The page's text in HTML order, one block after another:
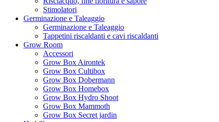
DNA Genetics – Reserva Privada
DNA Gentics
Dobermann Tents
Doypack
DSP Genetics
DTC
Dutch Passion
Dynavap
EasyGrow
Eazy Plug
ELp
ELT
Emerald Harvest
Enecta
Stimolatori
Germinazione e Taleaggio
Germinazione e Taleaggio
Tappetini riscaldanti e cavi riscaldanti
Grow Room
Accessori
Grow Box Airontek
Grow Box Cultibox
Grow Box Dobermann
Grow Box Homebox
Grow Box Hydro Shoot
Grow Box Mammoth
Grow Box Secret jardin